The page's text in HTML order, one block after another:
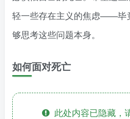
轻一些存在主义的焦虑——毕
够思考这些问题本身。
如何面对死亡
此处内容已隐藏，